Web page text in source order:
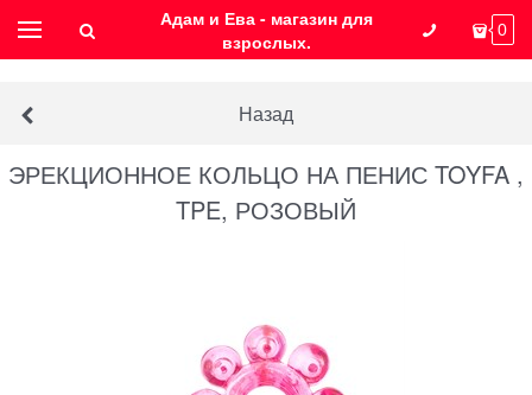
Адам и Ева - магазин для
взрослых.
0
Назад
ЭРЕКЦИОННОЕ КОЛЬЦО НА ПЕНИС TOYFA ,
TPE, РОЗОВЫЙ